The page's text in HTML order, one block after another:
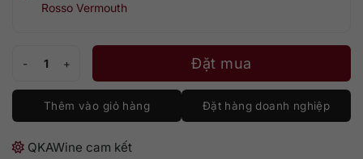
Rosso Vermouth
Đặt mua
Thêm vào giỏ hàng Đặt hàng doanh nghiệp
QKAWine cam kết